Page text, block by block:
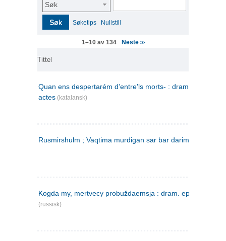
Søk
Søk Søketips Nullstill
1–10 av 134 Neste >>
Tittel
Quan ens despertarém d'entre'ls morts- : drama en tres
actes (katalansk)
Rusmirshulm ; Vaqtima murdigan sar bar darim
Kogda my, mertvecy probuždaemsja : dram. epilog v 3 d
(russisk)